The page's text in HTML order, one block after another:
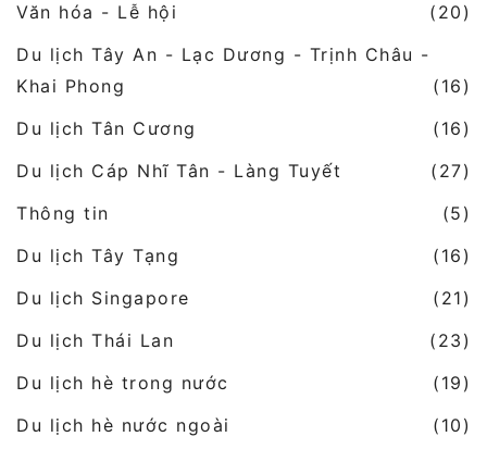
Văn hóa - Lễ hội
(20)
Du lịch Tây An - Lạc Dương - Trịnh Châu -
Khai Phong
(16)
Du lịch Tân Cương
(16)
Du lịch Cáp Nhĩ Tân - Làng Tuyết
(27)
Thông tin
(5)
Du lịch Tây Tạng
(16)
Du lịch Singapore
(21)
Du lịch Thái Lan
(23)
Du lịch hè trong nước
(19)
Du lịch hè nước ngoài
(10)